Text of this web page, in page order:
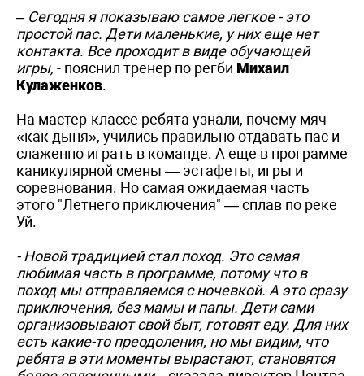
– Сегодня я показываю самое легкое - это
простой пас. Дети маленькие, у них еще нет
контакта. Все проходит в виде обучающей
игры, - пояснил тренер по регби Михаил
Кулаженков.
На мастер-классе ребята узнали, почему мяч
«как дыня», учились правильно отдавать пас и
слаженно играть в команде. А еще в программе
каникулярной смены — эстафеты, игры и
соревнования. Но самая ожидаемая часть
этого "Летнего приключения" — сплав по реке
Уй.
- Новой традицией стал поход. Это самая
любимая часть в программе, потому что в
поход мы отправляемся с ночевкой. А это сразу
приключения, без мамы и папы. Дети сами
организовывают свой быт, готовят еду. Для них
есть какие-то преодоления, но мы видим, что
ребята в эти моменты вырастают, становятся